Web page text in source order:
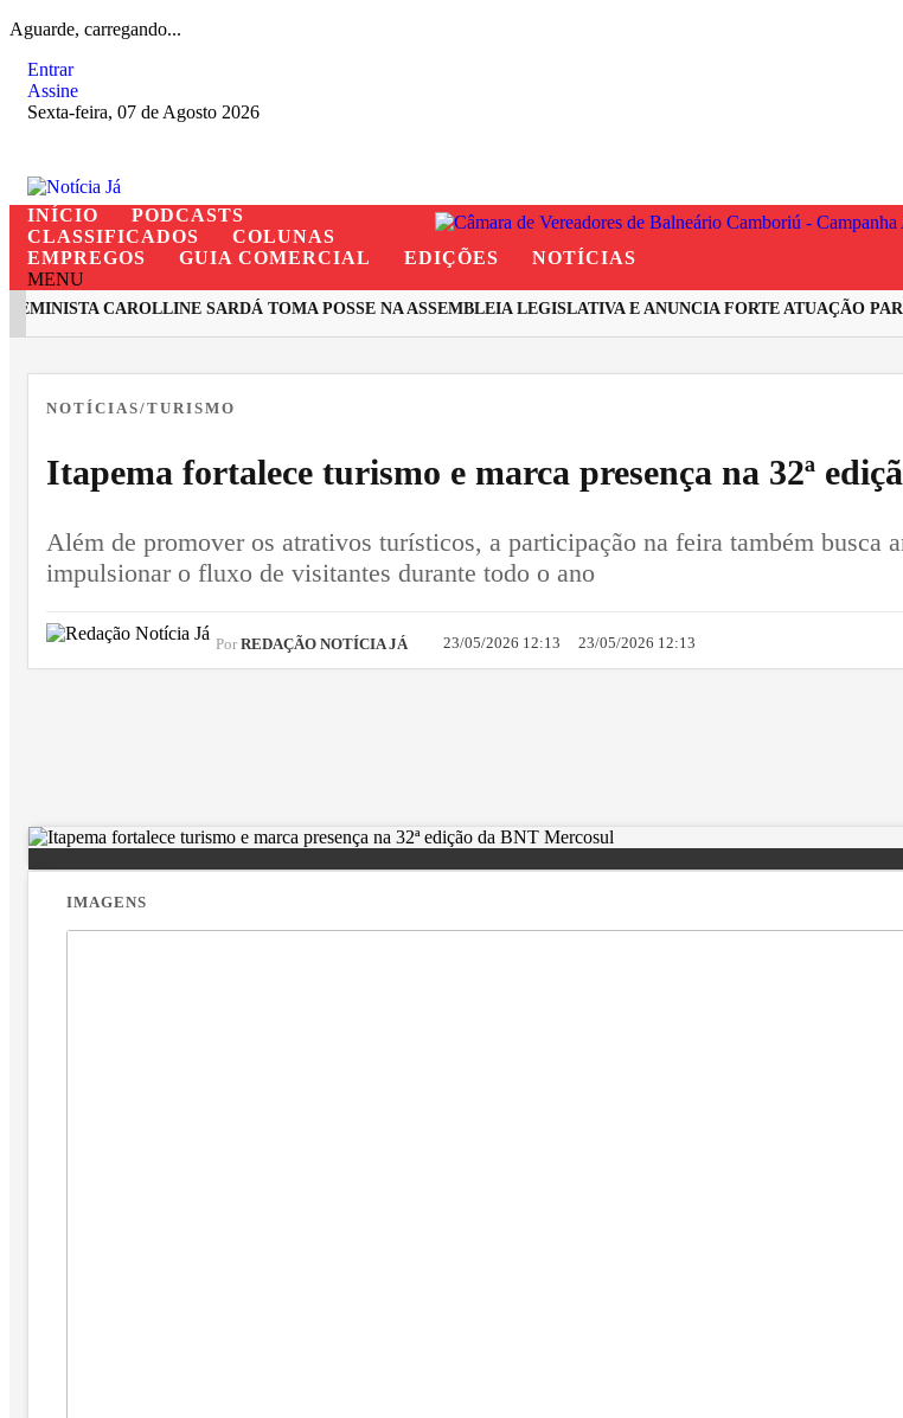
Aguarde, carregando...
Entrar
Assine
Sexta-feira, 07 de Agosto 2026
INÍCIO
PODCASTS
CLASSIFICADOS
COLUNAS
EMPREGOS
GUIA COMERCIAL EDIÇÕES
NOTÍCIAS
MENU
CAROLLINE SARDÁ TOMA POSSE NA ASSEMBLEIA LEGISLATIVA E ANUNCIA FORTE ATUAÇÃO
NOTÍCIAS/TURISMO
Itapema fortalece turismo e marca presença na 32ª
Além de promover os atrativos turísticos, a participação na feira também busca
impulsionar o fluxo de visitantes durante todo o ano
Por REDAÇÃO NOTÍCIA JÁ 23/05/2026 12:13 23/05/2026 12:13
IMAGENS